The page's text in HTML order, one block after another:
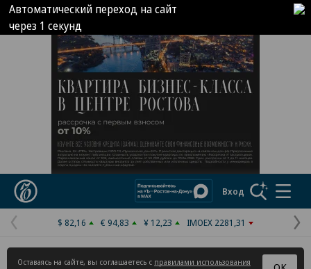
Вход
Предыдущая
страница
$ 82,16 € 94,83 ¥ 12,23 IMOEX 2281,31
Оставаясь на сайте, вы соглашаетесь с правилами использования